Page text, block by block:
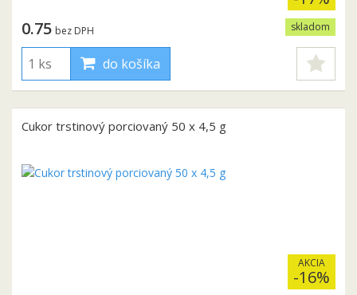
skladom
0.75 bez DPH
do košíka
Cukor trstinový porciovaný 50 x 4,5 g
AKCIA
-16%